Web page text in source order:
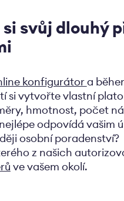
svůj dlouhý
konfigurátora
si vytvořte vlastní
hmotnost, počet
odpovídá vašim
osobní poradenství?
z našich
ve vašem okolí.